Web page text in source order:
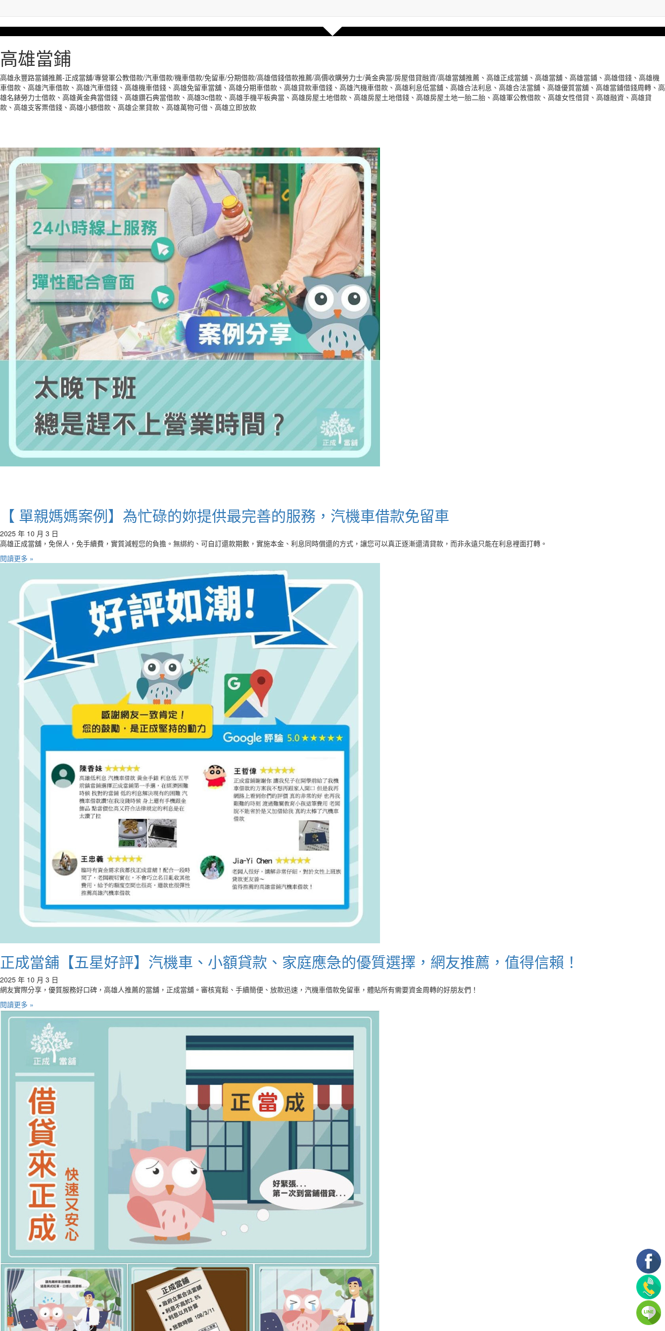
高雄當鋪
高雄永豐路當鋪推薦-正成當舖/專營軍公教借款/汽車借款/機車借款/免留車/分期借款/高雄借錢借款推薦/高價收購勞力士/黃金典當/房屋借貸融資/高雄當舖推薦、高雄正成當舖、高雄當舖、高雄當鋪、高雄借錢、高雄機
車借款、高雄汽車借款、高雄汽車借錢、高雄機車借錢、高雄免留車當舖、高雄分期車借款、高雄貸款車借錢、高雄汽機車借款、高雄利息低當舖、高雄合法利息、高雄合法當舖、高雄優質當舖、高雄當鋪借錢周轉、高
雄名錶勞力士借款、高雄黃金典當借錢、高雄鑽石典當借款、高雄3c借款、高雄手機平板典當、高雄房屋土地借款、高雄房屋土地借錢、高雄房屋土地一胎二胎、高雄軍公教借款、高雄女性借貸、高雄融資、高雄貸
款、高雄支客票借錢、高雄小額借款、高雄企業貸款、高雄萬物可借、高雄立即放款
【 單親媽媽案例】為忙碌的妳提供最完善的服務，汽機車借款免留車
2025 年 10 月 3 日
高雄正成當舖，免保人，免手續費，實質減輕您的負擔。無綁約、可自訂還款期數，實施本金、利息同時償還的方式，讓您可以真正逐漸還清貸款，而非永遠只能在利息裡面打轉。
閱讀更多 »
正成當舖【五星好評】汽機車、小額貸款、家庭應急的優質選擇，網友推薦，值得信賴！
2025 年 10 月 3 日
網友實際分享，優質服務好口碑，高雄人推薦的當舖，正成當舖。審核寬鬆、手續簡便、放款迅速，汽機車借款免留車，體貼所有需要資金周轉的好朋友們！
閱讀更多 »